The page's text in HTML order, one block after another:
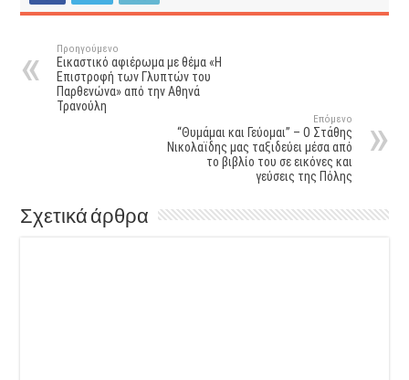
Προηγούμενο
Εικαστικό αφιέρωμα με θέμα «Η
Επιστροφή των Γλυπτών του
Παρθενώνα» από την Αθηνά
Τρανούλη
Επόμενο
“Θυμάμαι και Γεύομαι” – Ο Στάθης
Νικολαϊδης μας ταξιδεύει μέσα από
το βιβλίο του σε εικόνες και
γεύσεις της Πόλης
Σχετικά άρθρα